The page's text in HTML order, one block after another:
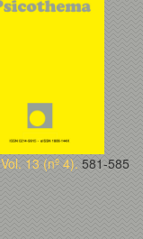
Vol. 13 (nº 4). 581-585